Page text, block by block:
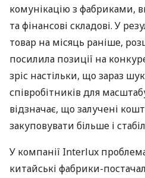
комунікацію з
та фінансові складові. У
товар на місяць раніше,
посилила позиції на
зріс настільки, що зараз
співробітників для
відзначає, що залучені
закуповувати більше і
У компанії Interlux
китайські фабрики-